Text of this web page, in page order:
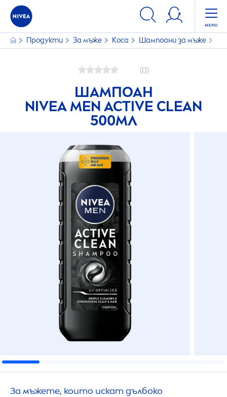
Продукти За мъже Коса Шампоани за мъже
(0)
ШАМПОАН
NIVEA MEN ACTIVE CLEAN
500МЛ
За мъжете, които искат дълбоко